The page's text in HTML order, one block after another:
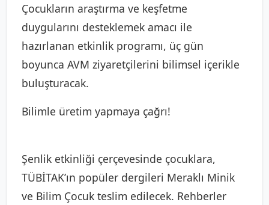
Çocukların araştırma ve keşfetme
duygularını desteklemek amacı ile
hazırlanan etkinlik programı, üç gün
boyunca AVM ziyaretçilerini bilimsel içerikle
buluşturacak.
Bilimle üretim yapmaya çağrı!
Şenlik etkinliği çerçevesinde çocuklara,
TÜBİTAK’ın popüler dergileri Meraklı Minik
ve Bilim Çocuk teslim edilecek. Rehberler